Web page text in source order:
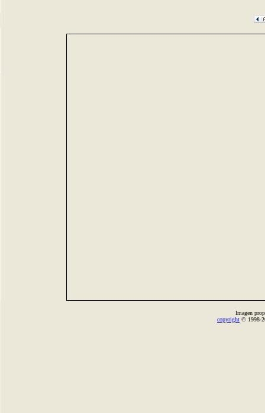
Imagen
copyright © 1998-